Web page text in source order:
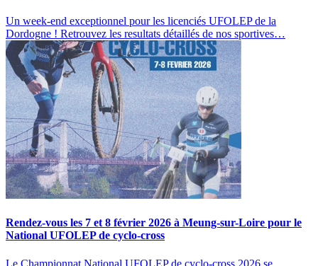
Un week-end exceptionnel pour les licenciés UFOLEP de la
Dordogne ! Retrouvez les resultats détaillés de nos sportives…
Rendez-vous les 7 et 8 février 2026 à Meung-sur-Loire pour le
National UFOLEP de cyclo-cross
Le Championnat National UFOLEP de cyclo-cross 2026 se